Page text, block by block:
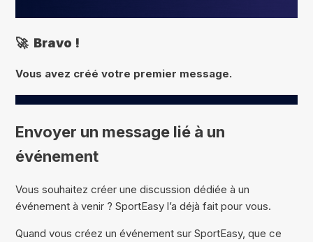
🚀 Bravo !
Vous avez créé votre premier message.
Envoyer un message lié à un
événement
Vous souhaitez créer une discussion dédiée à un
événement à venir ? SportEasy l’a déjà fait pour vous.
Quand vous créez un événement sur SportEasy, que ce